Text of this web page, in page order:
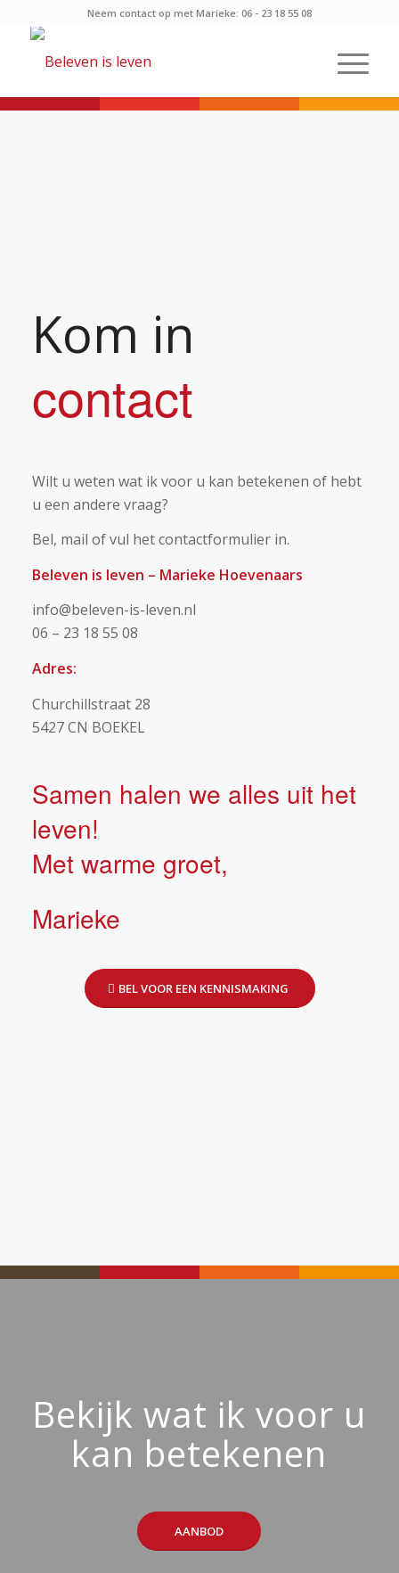
Neem contact op met Marieke: 06 - 23 18 55 08
Kom in
contact
Wilt u weten wat ik voor u kan betekenen of hebt
u een andere vraag?
Bel, mail of vul het contactformulier in.
Beleven is leven – Marieke Hoevenaars
info@beleven-is-leven.nl
06 – 23 18 55 08
Adres:
Churchillstraat 28
5427 CN BOEKEL
Samen halen we alles uit het
leven!
Met warme groet,
Marieke
BEL VOOR EEN KENNISMAKING
Bekijk wat ik voor u
kan betekenen
AANBOD